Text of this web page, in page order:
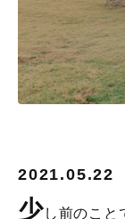
2021.05.22
少し前のこと